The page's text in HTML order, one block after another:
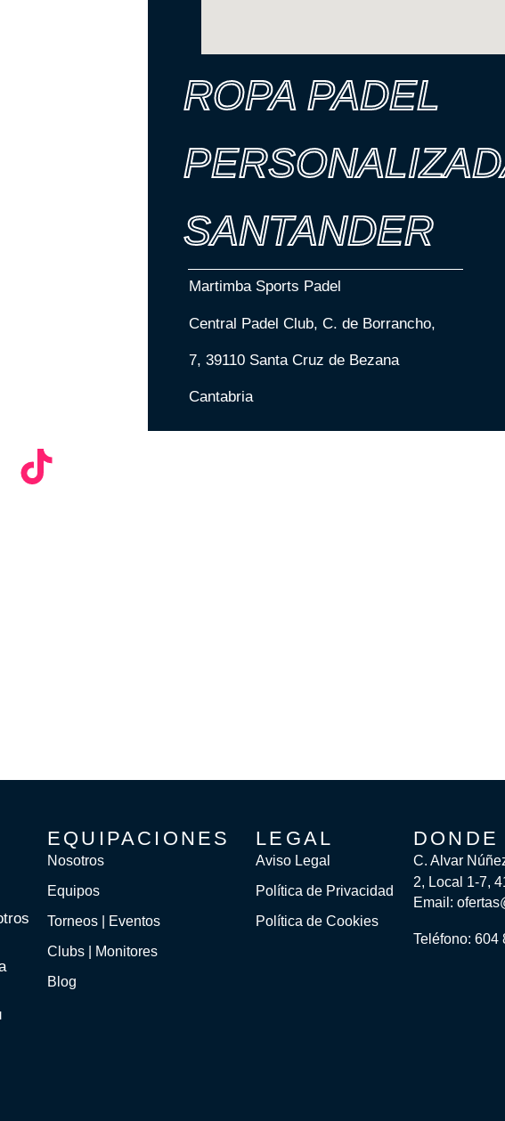
ROPA PADEL
SANTANDER
Martimba Sports Padel
Central Padel Club, C. de Borrancho,
7, 39110 Santa Cruz de Bezana
Cantabria
EQUIPACIONES
Nosotros
Equipos
Torneos | Eventos
Clubs | Monitores
Blog
LEGAL
Aviso Legal
Política de Privacidad
Política de Cookies
DONDE
C. Alvar
2, Local 1-7,
Email:
Teléfono: 604